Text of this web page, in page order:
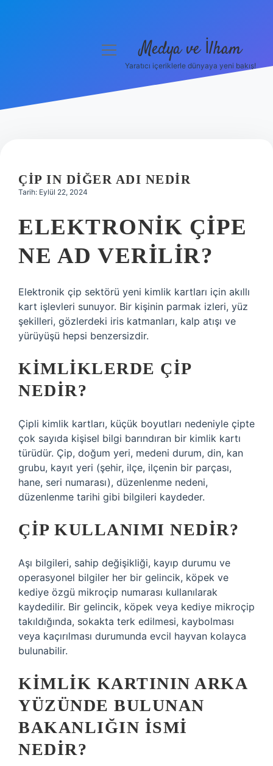
Hakkımızda
menüyüMedya ve İlham
Yaratıcı içeriklerle dünyaya yeni bakış!
ÇIP IN DIĞER ADI NEDIR
Tarih: Eylül 22, 2024
ELEKTRONIK ÇIPE
NE AD VERILIR?
Elektronik çip sektörü yeni kimlik kartları için akıllı
kart işlevleri sunuyor. Bir kişinin parmak izleri, yüz
şekilleri, gözlerdeki iris katmanları, kalp atışı ve
yürüyüşü hepsi benzersizdir.
KIMLIKLERDE ÇIP
NEDIR?
Çipli kimlik kartları, küçük boyutları nedeniyle çipte
çok sayıda kişisel bilgi barındıran bir kimlik kartı
türüdür. Çip, doğum yeri, medeni durum, din, kan
grubu, kayıt yeri (şehir, ilçe, ilçenin bir parçası,
hane, seri numarası), düzenlenme nedeni,
düzenlenme tarihi gibi bilgileri kaydeder.
ÇIP KULLANIMI NEDIR?
Aşı bilgileri, sahip değişikliği, kayıp durumu ve
operasyonel bilgiler her bir gelincik, köpek ve
kediye özgü mikroçip numarası kullanılarak
kaydedilir. Bir gelincik, köpek veya kediye mikroçip
takıldığında, sokakta terk edilmesi, kaybolması
veya kaçırılması durumunda evcil hayvan kolayca
bulunabilir.
KIMLIK KARTININ ARKA
YÜZÜNDE BULUNAN
BAKANLIĞIN ISMI
NEDIR?